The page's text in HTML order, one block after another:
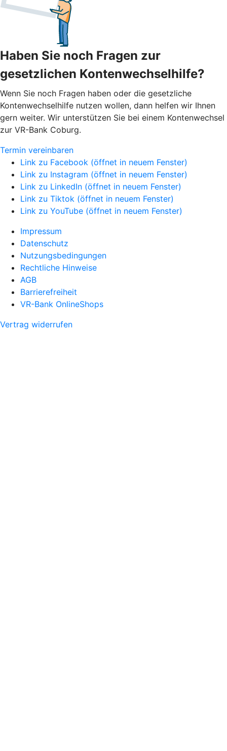
Haben Sie noch Fragen zur
gesetzlichen Kontenwechselhilfe?
Wenn Sie noch Fragen haben oder die gesetzliche
Kontenwechselhilfe nutzen wollen, dann helfen wir Ihnen
gern weiter. Wir unterstützen Sie bei einem Kontenwechsel
zur VR-Bank Coburg.
Termin vereinbaren
Link zu Facebook (öffnet in neuem Fenster)
Link zu Instagram (öffnet in neuem Fenster)
Link zu LinkedIn (öffnet in neuem Fenster)
Link zu Tiktok (öffnet in neuem Fenster)
Link zu YouTube (öffnet in neuem Fenster)
Impressum
Datenschutz
Nutzungsbedingungen
Rechtliche Hinweise
AGB
Barrierefreiheit
VR-Bank OnlineShops
Vertrag widerrufen